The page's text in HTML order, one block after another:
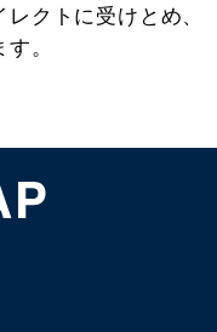
クトに受けとめ、
。